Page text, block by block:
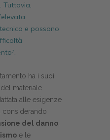
Tuttavia,
e possono
ha i suoi
materiale
alle esigenze
considerando
del danno,
e le